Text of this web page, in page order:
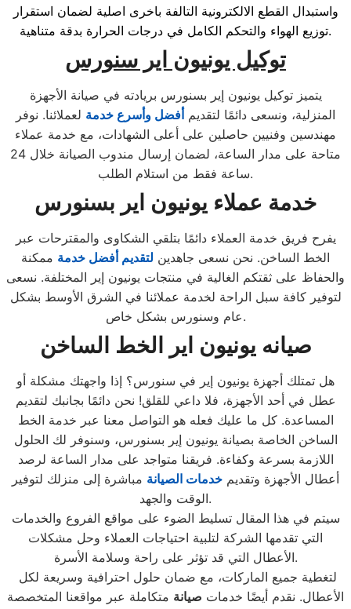
واستبدال القطع الالكترونية التالفة باخرى اصلية لضمان استقرار
توزيع الهواء والتحكم الكامل في درجات الحرارة بدقة متناهية.
توكيل يونيون اير سنورس
يتميز توكيل يونيون إير بسنورس بريادته في صيانة الأجهزة
المنزلية، ونسعى دائمًا لتقديم أفضل وأسرع خدمة لعملائنا. نوفر
مهندسين وفنيين حاصلين على أعلى الشهادات، مع خدمة عملاء
متاحة على مدار الساعة، لضمان إرسال مندوب الصيانة خلال 24
ساعة فقط من استلام الطلب.
خدمة عملاء يونيون اير بسنورس
يفرح فريق خدمة العملاء دائمًا بتلقي الشكاوى والمقترحات عبر
الخط الساخن. نحن نسعى جاهدين لتقديم أفضل خدمة ممكنة
والحفاظ على ثقتكم الغالية في منتجات يونيون إير المختلفة. نسعى
لتوفير كافة سبل الراحة لخدمة عملائنا في الشرق الأوسط بشكل
عام وسنورس بشكل خاص.
صيانه يونيون اير الخط الساخن
هل تمتلك أجهزة يونيون إير في سنورس؟ إذا واجهتك مشكلة أو
عطل في أحد الأجهزة، فلا داعي للقلق! نحن دائمًا بجانبك لتقديم
المساعدة. كل ما عليك فعله هو التواصل معنا عبر خدمة الخط
الساخن الخاصة بصيانة يونيون إير بسنورس، وسنوفر لك الحلول
اللازمة بسرعة وكفاءة. فريقنا متواجد على مدار الساعة لرصد
أعطال الأجهزة وتقديم خدمات الصيانة مباشرة إلى منزلك لتوفير
الوقت والجهد.
سيتم في هذا المقال تسليط الضوء على مواقع الفروع والخدمات
التي تقدمها الشركة لتلبية احتياجات العملاء وحل مشكلات
الأعطال التي قد تؤثر على راحة وسلامة الأسرة.
الأعطال. نقدم أيضًا خدمات صيانة متكاملة عبر مواقعنا المتخصصة